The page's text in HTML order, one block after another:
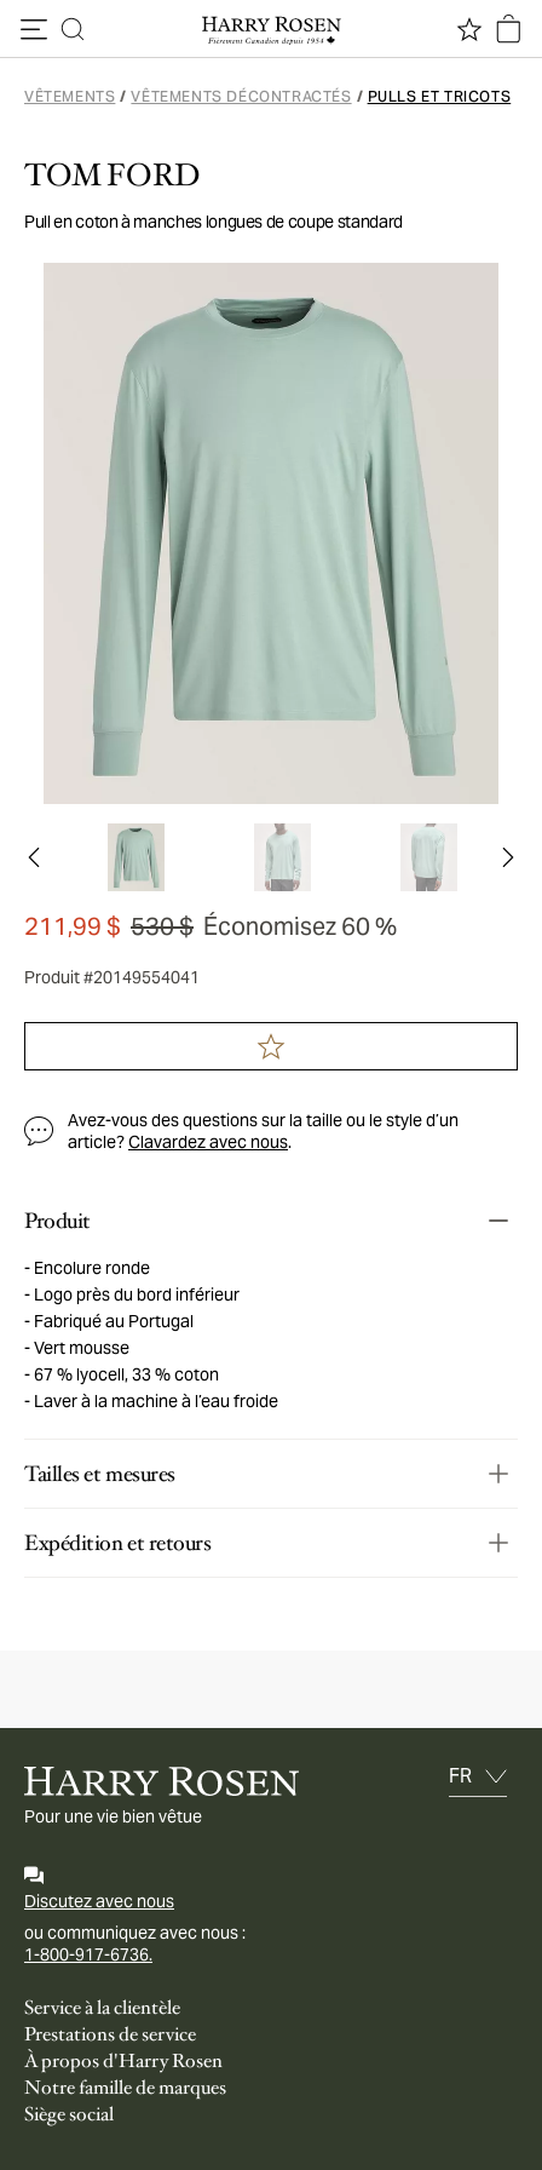
VÊTEMENTS / VÊTEMENTS DÉCONTRACTÉS / PULLS ET TRICOTS
TOM FORD
Pull en coton à manches longues de coupe standard
211,99 $ 530 $ Économisez 60 %
Produit #20149554041
Avez-vous des questions sur la taille ou le style d’un
article?Clavardez avec nous.
Produit
Encolure ronde
Logo près du bord inférieur
Fabriqué au Portugal
Vert mousse
67 % lyocell, 33 % coton
Laver à la machine à l’eau froide
Tailles et mesures
Expédition et retours
Pour une vie bien vêtue
Discutez avec nous
ou communiquez avec nous :
1-800-917-6736.
Service à la clientèle
Prestations de service
À propos d'Harry Rosen
Notre famille de marques
Siège social